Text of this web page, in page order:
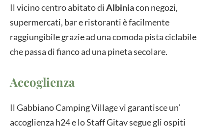
Il vicino centro abitato diAlbiniacon negozi,
supermercati, bar e ristoranti è facilmente
raggiungibile grazie ad una comoda pista ciclabile
che passa di fianco ad una pineta secolare.
Accoglienza
Il Gabbiano Camping Village vi garantisce un’
accoglienza h24 e lo Staff Gitav segue gli ospiti